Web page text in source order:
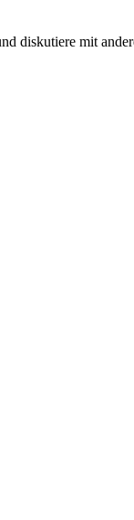
diskutiere mit